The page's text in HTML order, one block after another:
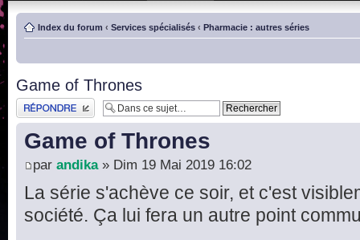
Index du forum ‹ Services spécialisés ‹ Pharmacie : autres séries
Game of Thrones
Publier une réponse
Game of Thrones
par andika» Dim 19 Mai 2019 16:02
La série s'achève ce soir, et c'est
société. Ça lui fera un autre point